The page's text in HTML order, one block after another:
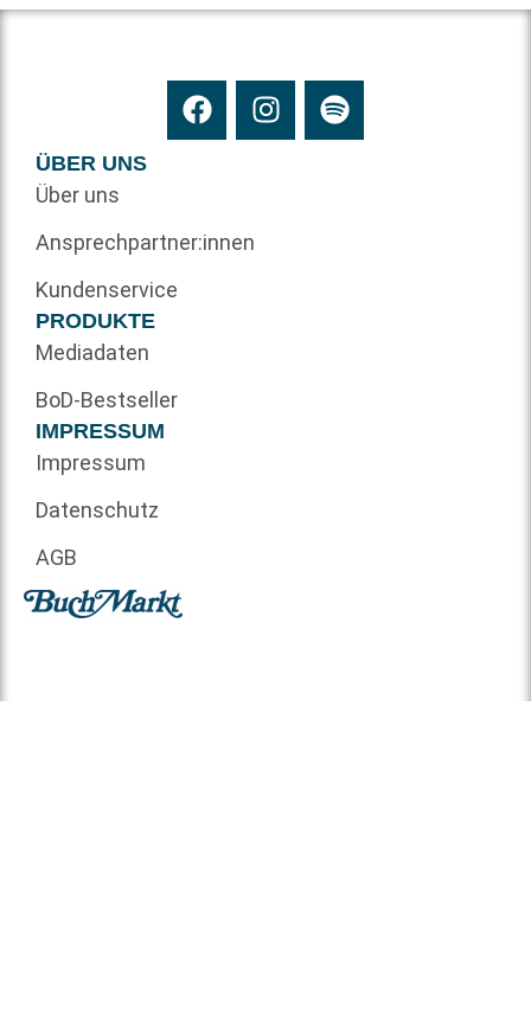
ÜBER UNS
Über uns
Ansprechpartner:innen
Kundenservice
PRODUKTE
Mediadaten
BoD-Bestseller
IMPRESSUM
Impressum
Datenschutz
AGB